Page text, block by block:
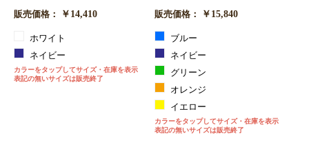
販売価格： ￥14,410
ホワイト
ネイビー
カラーをタップしてサイズ・在庫を表示
表記の無いサイズは販売終了
販売価格： ￥15,840
ブルー
ネイビー
グリーン
オレンジ
イエロー
カラーをタップしてサイズ・在庫を表示
表記の無いサイズは販売終了
お買い物を続ける カートへ進む